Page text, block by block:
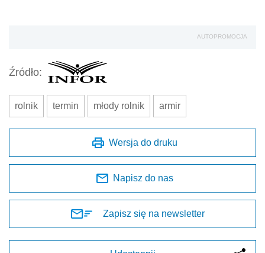
AUTOPROMOCJA
Źródło:
rolnik termin młody rolnik armir
Wersja do druku
Napisz do nas
Zapisz się na newsletter